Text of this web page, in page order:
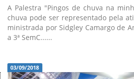
A Palestra "Pingos de chuva na
chuva pode ser representado pela
ministrada por Sidgley Camargo de
a 3ª SemC......
03/09/2018